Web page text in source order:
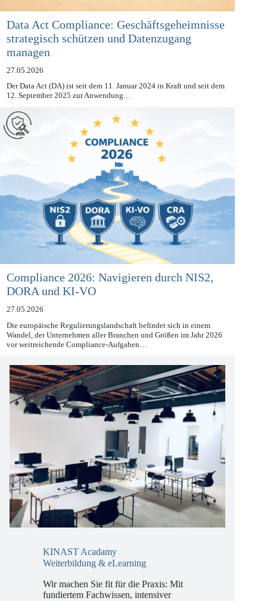
Data Act Compliance: Geschäftsgeheimnisse
strategisch schützen und Datenzugang
managen
27.05.2026
Der Data Act (DA) ist seit dem 11. Januar 2024 in Kraft und seit dem
Compliance 2026: Navigieren durch NIS2,
DORA und KI-VO
27.05.2026
Die europäische Regulierungslandschaft befindet sich in einem
Wandel, der Unternehmen aller Branchen und Größen im Jahr 2026
KINAST Acadamy
Wir machen Sie fit für die Praxis: Mit